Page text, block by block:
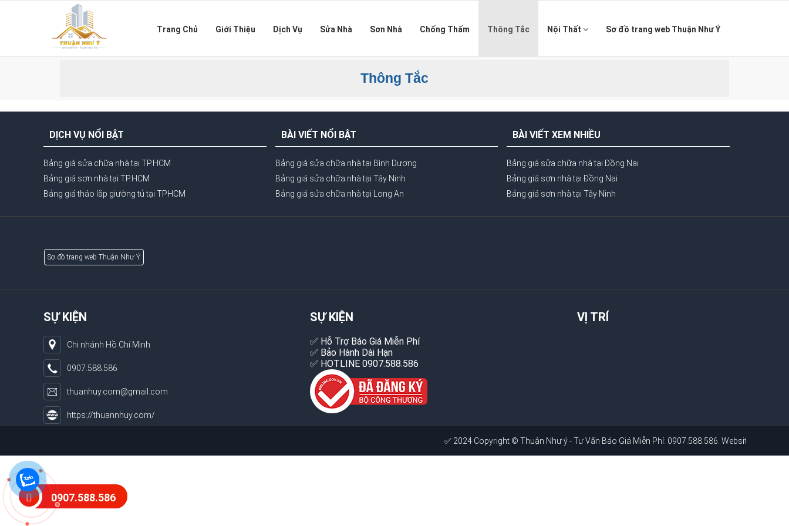
Trang Chủ Giới Thiệu Dịch Vụ Sửa Nhà Sơn Nhà Chống Thấm Thông Tắc Nội Thất Sơ đồ trang web Thuận Như Ý
Thông Tắc
DỊCH VỤ NỔI BẬT
Bảng giá sửa chữa nhà tại TP.HCM
Bảng giá sơn nhà tại TP.HCM
Bảng giá tháo lắp giường tủ tại TPHCM
BÀI VIẾT NỔI BẬT
Bảng giá sửa chữa nhà tại Bình Dương
Bảng giá sửa chữa nhà tại Tây Ninh
Bảng giá sửa chữa nhà tại Long An
BÀI VIẾT XEM NHIỀU
Bảng giá sửa chữa nhà tại Đồng Nai
Bảng giá sơn nhà tại Đồng Nai
Bảng giá sơn nhà tại Tây Ninh
Sơ đồ trang web Thuận Như Ý
SỰ KIỆN
Chi nhánh Hồ Chí Minh
0907.588.586
thuanhuy.com@gmail.com
https://thuannhuy.com/
SỰ KIỆN
✅ Hỗ Trợ Báo Giá Miễn Phí
✅ Bảo Hành Dài Hạn
✅ HOTLINE 0907.588.586
VỊ TRÍ
✅ 2024 Copyright ©Thuận Như ý - Tư Vấn Báo Giá Miễn Phí: 0907.588.586. Website:
0907.588.586